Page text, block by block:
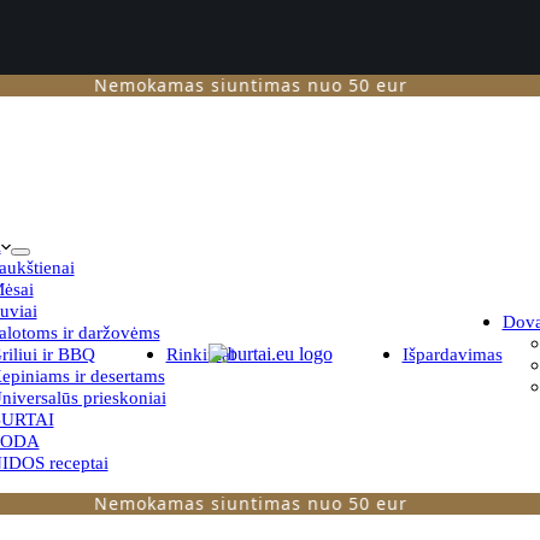
Nemokamas siuntimas nuo 50 eur
ir daržovėms
ir BBQ
ir desertams
prieskoniai
receptai
Rinkiniai Išpardavimas
Nemokamas siuntimas nuo 50 eur